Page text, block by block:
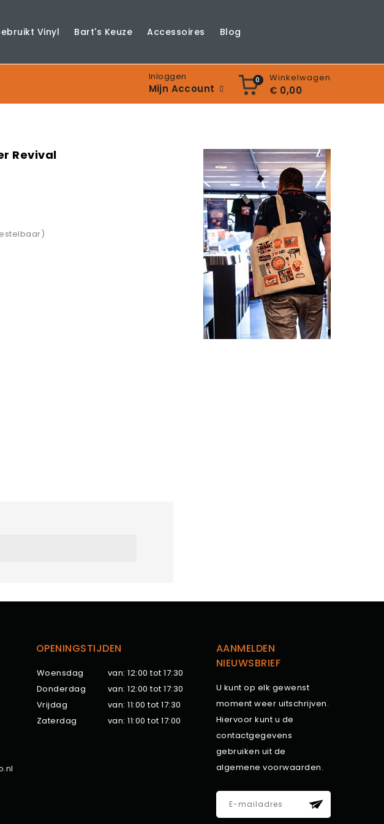
Vinyl Bart's Keuze Accessoires Blog
0 Winkelwagen
€ 0,00
Inloggen
Mijn Account
Revival
OPENINGSTIJDEN
Woensdag
van: 12:00 tot 17:30
Donderdag
van: 12:00 tot 17:30
Vrijdag
van: 11:00 tot 17:30
Zaterdag
van: 11:00 tot 17:00
AANMELDEN
NIEUWSBRIEF
U kunt op elk gewenst
moment weer uitschrijven.
Hiervoor kunt u de
contactgegevens
gebruiken uit de
algemene voorwaarden.